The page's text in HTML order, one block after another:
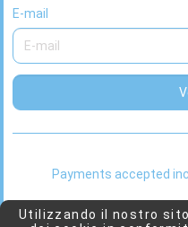
E-mail
Payments accepted
2026 © Viaggio
Utilizzando il nostro